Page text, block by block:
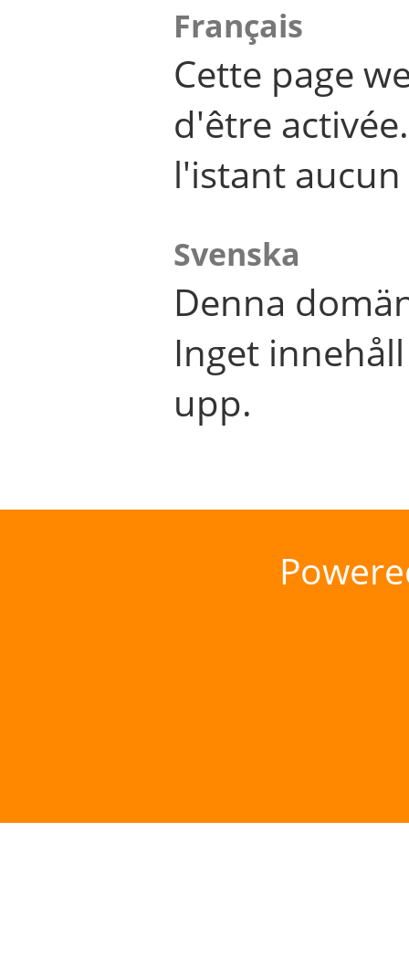
Français
Cette page
d'être
l'istant
Svenska
Denna
Inget
upp.